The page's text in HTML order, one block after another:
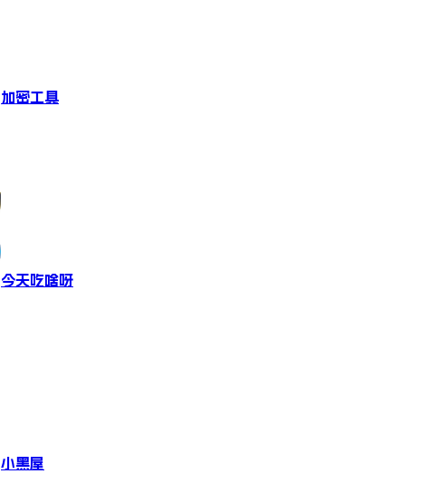
加密工具
今天吃啥呀
小黑屋